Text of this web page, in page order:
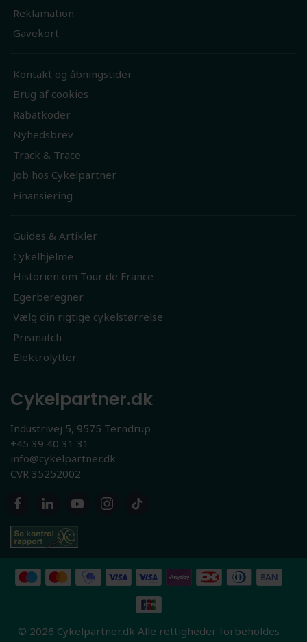
Reklamation
Gavekort
Kontakt og åbningstider
Brug af cookies
Rabatkoder
Nyhedsbrev
Track & Trace
Job hos Cykelpartner
Finansiering
Guides & Artikler
Cykelhjelme
Historien om Tour de France
Egerberegner
Vælg din rigtige cykelstørrelse
Prismatch
Elektrolytter
Cykelpartner.dk
Industrivej 5, 9575 Terndrup
+45 39 40 31 31
info@cykelpartner.dk
CVR 35252002
© 2026 Cykelpartner.dk Alle rettigheder forbeholdes